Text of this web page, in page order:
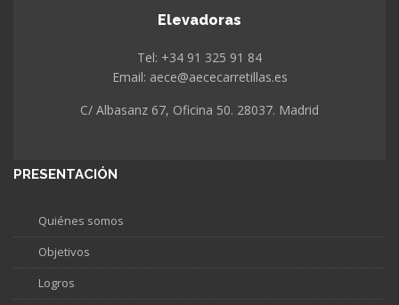
Elevadoras
Tel: +34 91 325 91 84
Email: aece@aececarretillas.es
C/ Albasanz 67, Oficina 50. 28037. Madrid
PRESENTACIÓN
Quiénes somos
Objetivos
Logros